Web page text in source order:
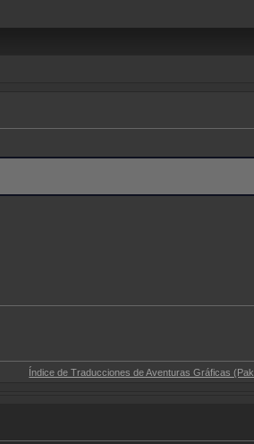
de Traducciones de Aventuras Gráficas (Pakolmo Tradus)